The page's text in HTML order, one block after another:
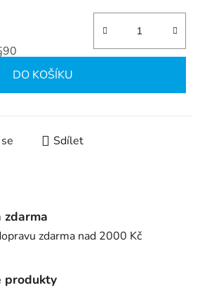
DO KOŠÍKU
Sdílet
zdarma
zdarma nad 2000 Kč
produkty